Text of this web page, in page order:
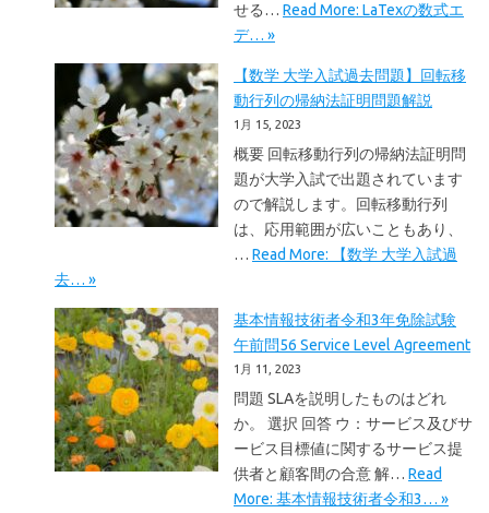
せる… Read More: LaTexの数式エ
デ… »
【数学 大学入試過去問題】回転移
動行列の帰納法証明問題解説
1月 15, 2023
概要 回転移動行列の帰納法証明問
題が大学入試で出題されています
ので解説します。回転移動行列
は、応用範囲が広いこともあり、
… Read More: 【数学 大学入試過
去… »
基本情報技術者令和3年免除試験
午前問56 Service Level Agreement
1月 11, 2023
問題 SLAを説明したものはどれ
か。 選択 回答 ウ：サービス及びサ
ービス目標値に関するサービス提
供者と顧客間の合意 解… Read
More: 基本情報技術者令和3… »